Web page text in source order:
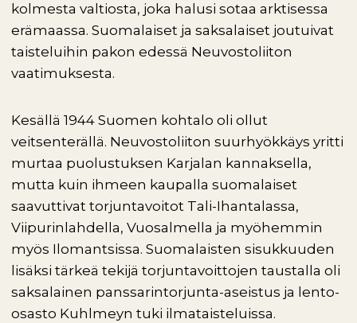
kolmesta valtiosta, joka halusi sotaa arktisessa
erämaassa. Suomalaiset ja saksalaiset joutuivat
taisteluihin pakon edessä Neuvostoliiton
vaatimuksesta.
Kesällä 1944 Suomen kohtalo oli ollut
veitsenterällä. Neuvostoliiton suurhyökkäys yritti
murtaa puolustuksen Karjalan kannaksella,
mutta kuin ihmeen kaupalla suomalaiset
saavuttivat torjuntavoitot Tali-Ihantalassa,
Viipurinlahdella, Vuosalmella ja myöhemmin
myös Ilomantsissa. Suomalaisten sisukkuuden
lisäksi tärkeä tekijä torjuntavoittojen taustalla oli
saksalainen panssarintorjunta-aseistus ja lento-
osasto Kuhlmeyn tuki ilmataisteluissa.